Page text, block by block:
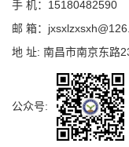
手 机：15180482590
邮 箱：
地 址: 南昌市南京东路
公众号: